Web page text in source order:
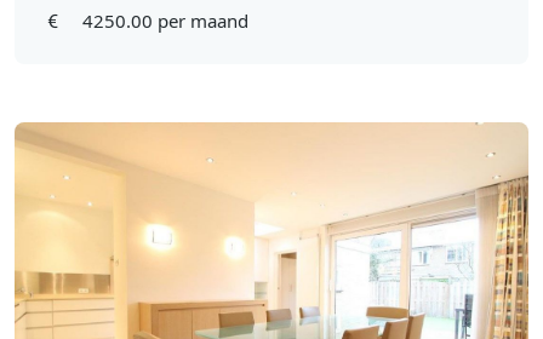
4250.00 per maand